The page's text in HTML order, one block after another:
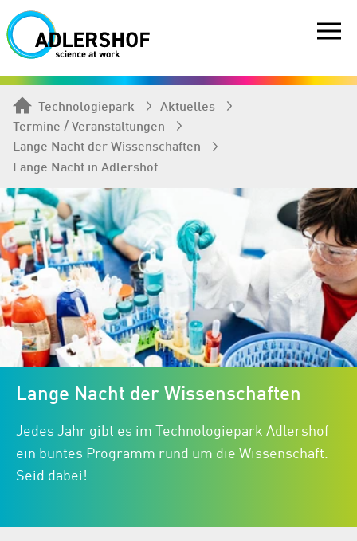
Technologiepark
Aktuelles
Termine / Veranstaltungen
Lange Nacht der Wissenschaften
Lange Nacht in Adlershof
Lange Nacht der Wissenschaften
Jedes Jahr gibt es im Technologiepark Adlershof
ein buntes Programm rund um die Wissenschaft.
Seid dabei!